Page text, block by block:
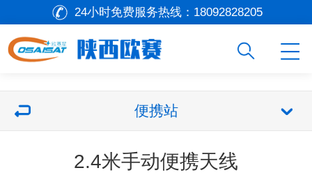
24小时免费服务热线： 18092828205
便携站
2.4米手动便携天线